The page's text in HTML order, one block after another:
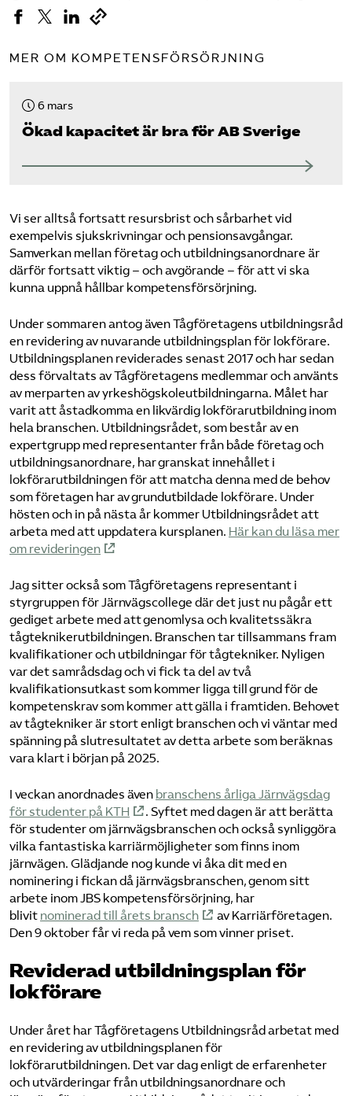
MER OM KOMPETENSFÖRSÖRJNING
6 mars
Ökad kapacitet är bra för AB Sverige
Vi ser alltså fortsatt resursbrist och sårbarhet vid
exempelvis sjukskrivningar och pensionsavgångar.
Samverkan mellan företag och utbildningsanordnare är
därför fortsatt viktig – och avgörande – för att vi ska
kunna uppnå hållbar kompetensförsörjning.
Under sommaren antog även Tågföretagens utbildningsråd
en revidering av nuvarande utbildningsplan för lokförare.
Utbildningsplanen reviderades senast 2017 och har sedan
dess förvaltats av Tågföretagens medlemmar och använts
av merparten av yrkeshögskoleutbildningarna. Målet har
varit att åstadkomma en likvärdig lokförarutbildning inom
hela branschen. Utbildningsrådet, som består av en
expertgrupp med representanter från både företag och
utbildningsanordnare, har granskat innehållet i
lokförarutbildningen för att matcha denna med de behov
som företagen har av grundutbildade lokförare. Under
hösten och in på nästa år kommer Utbildningsrådet att
arbeta med att uppdatera kursplanen. Här kan du läsa mer
om revideringen
Jag sitter också som Tågföretagens representant i
styrgruppen för Järnvägscollege där det just nu pågår ett
gediget arbete med att genomlysa och kvalitetssäkra
tågteknikerutbildningen. Branschen tar tillsammans fram
kvalifikationer och utbildningar för tågtekniker. Nyligen
var det samrådsdag och vi fick ta del av två
kvalifikationsutkast som kommer ligga till grund för de
kompetenskrav som kommer att gälla i framtiden. Behovet
av tågtekniker är stort enligt branschen och vi väntar med
spänning på slutresultatet av detta arbete som beräknas
vara klart i början på 2025.
I veckan anordnades även branschens årliga Järnvägsdag
för studenter på KTH
. Syftet med dagen är att berätta
för studenter om järnvägsbranschen och också synliggöra
vilka fantastiska karriärmöjligheter som finns inom
järnvägen. Glädjande nog kunde vi åka dit med en
nominering i fickan då järnvägsbranschen, genom sitt
arbete inom JBS kompetensförsörjning, har
blivit nominerad till årets bransch
av Karriärföretagen.
Den 9 oktober får vi reda på vem som vinner priset.
Reviderad utbildningsplan för
lokförare
Under året har Tågföretagens Utbildningsråd arbetat med
en revidering av utbildningsplanen för
lokförarutbildningen. Det var dag enligt de erfarenheter
och utvärderingar från utbildningsanordnare och